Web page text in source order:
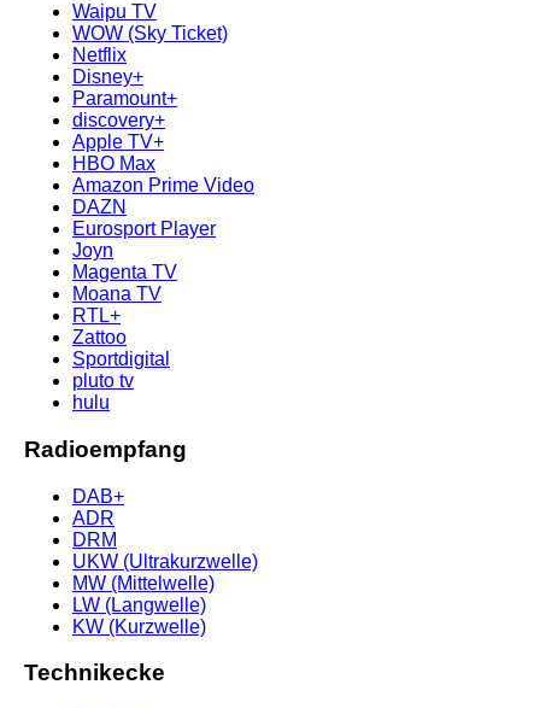
Waipu TV
WOW (Sky Ticket)
Netflix
Disney+
Paramount+
discovery+
Apple TV+
HBO Max
Amazon Prime Video
DAZN
Eurosport Player
Joyn
Magenta TV
Moana TV
RTL+
Zattoo
Sportdigital
pluto tv
hulu
Radioempfang
DAB+
ADR
DRM
UKW (Ultrakurzwelle)
MW (Mittelwelle)
LW (Langwelle)
KW (Kurzwelle)
Technikecke